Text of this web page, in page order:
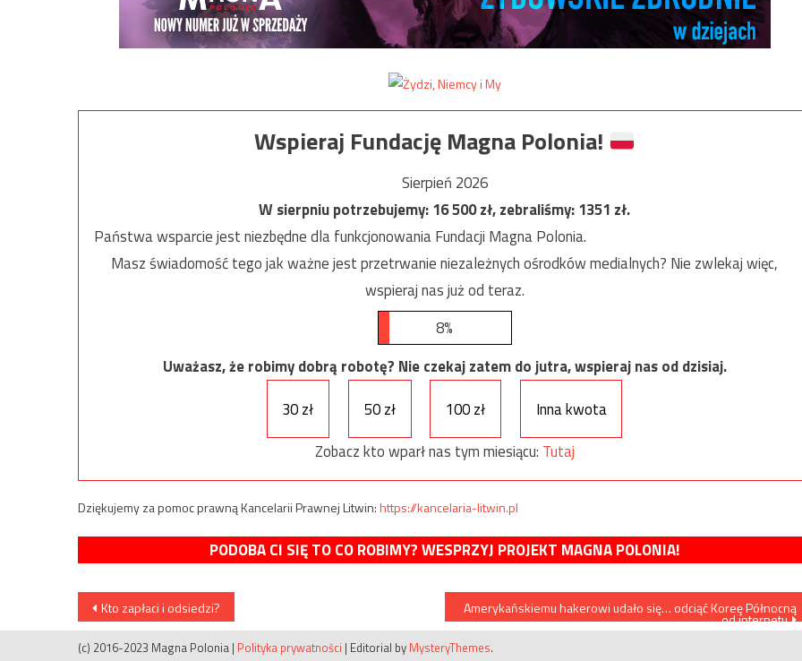
Wspieraj Fundację Magna Polonia!
Sierpień 2026
W sierpniu potrzebujemy:16 500zł, zebraliśmy:1351 zł.
Państwa wsparcie jest niezbędne dla funkcjonowania Fundacji Magna Polonia.
Masz świadomość tego jak ważne jest przetrwanie niezależnych ośrodków medialnych? Nie zwlekaj więc,
wspieraj nas już od teraz.
8%
Uważasz, że robimy dobrą robotę? Nie czekaj zatem do jutra, wspieraj nas od dzisiaj.
30 zł
50 zł 100 zł
Inna kwota
Zobacz kto wparł nas tym miesiącu: Tutaj
Dziękujemy za pomoc prawną Kancelarii Prawnej Litwin:https://kancelaria-litwin.pl
PODOBA CI SIĘ TO CO ROBIMY? WESPRZYJ PROJEKT MAGNA POLONIA!
Nawigacja
wpisu
Kto zapłaci i odsiedzi? Amerykańskiemu hakerowi udało się… odciąć Koreę Północną
od internetu
(c) 2016-2023 Magna Polonia | Polityka prywatności | Editorial by MysteryThemes.